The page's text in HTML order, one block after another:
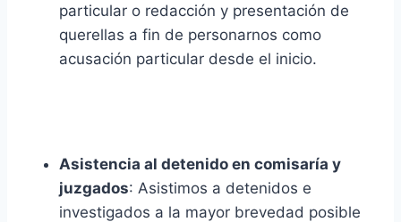
particular o redacción y presentación de
querellas a fin de personarnos como
acusación particular desde el inicio.
Asistencia al detenido en comisaría y
juzgados: Asistimos a detenidos e
investigados a la mayor brevedad posible